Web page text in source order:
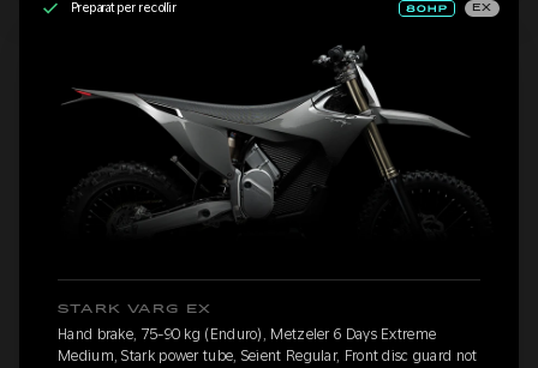
Preparat per recollir EX
STARK VARG EX
Hand brake, 75-90 kg (Enduro), Metzeler 6 Days Extreme
Medium, Stark power tube, Seient Regular, Front disc guard not